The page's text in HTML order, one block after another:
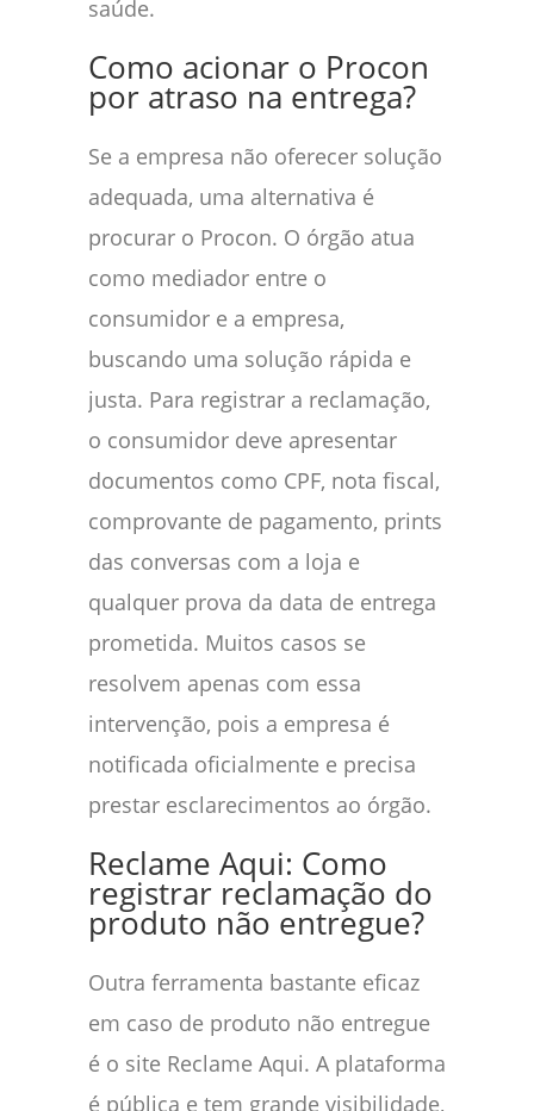
saúde.
Como acionar o Procon
por atraso na entrega?
Se a empresa não oferecer solução
adequada, uma alternativa é
procurar o Procon. O órgão atua
como mediador entre o
consumidor e a empresa,
buscando uma solução rápida e
justa. Para registrar a reclamação,
o consumidor deve apresentar
documentos como CPF, nota fiscal,
comprovante de pagamento, prints
das conversas com a loja e
qualquer prova da data de entrega
prometida. Muitos casos se
resolvem apenas com essa
intervenção, pois a empresa é
notificada oficialmente e precisa
prestar esclarecimentos ao órgão.
Reclame Aqui: Como
registrar reclamação do
produto não entregue?
Outra ferramenta bastante eficaz
em caso de produto não entregue
é o site Reclame Aqui. A plataforma
é pública e tem grande visibilidade,